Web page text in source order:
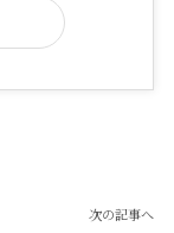
次の記事へ